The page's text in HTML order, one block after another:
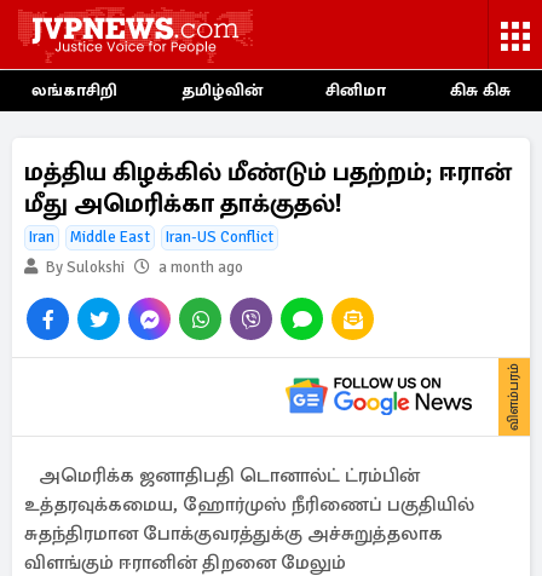
லங்காசிறி தமிழ்வின் சினிமா கிசு கிசு
மத்திய கிழக்கில் மீண்டும் பதற்றம்; ஈரான்
மீது அமெரிக்கா தாக்குதல்!
Iran Middle East
Iran-US Conflict
By Sulokshi
a month ago
விளம்பரம்
அமெரிக்க ஜனாதிபதி டொனால்ட் ட்ரம்பின்
உத்தரவுக்கமைய, ஹோர்முஸ் நீரிணைப் பகுதியில்
சுதந்திரமான போக்குவரத்துக்கு அச்சுறுத்தலாக
விளங்கும் ஈரானின் திறனை மேலும்